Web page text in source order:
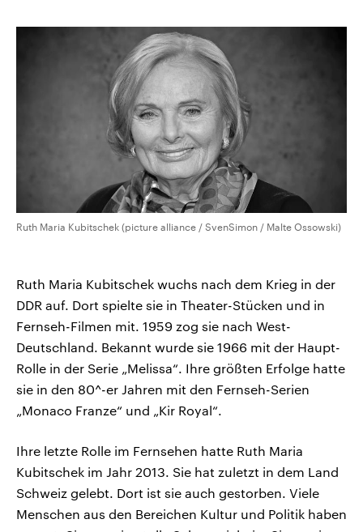
Ruth Maria Kubitschek (picture alliance / SvenSimon / Malte Ossowski)
Ruth Maria Kubitschek wuchs nach dem Krieg in der
DDR auf. Dort spielte sie in Theater-Stücken und in
Fernseh-Filmen mit. 1959 zog sie nach West-
Deutschland. Bekannt wurde sie 1966 mit der Haupt-
Rolle in der Serie „Melissa“. Ihre größten Erfolge hatte
sie in den 80^-er Jahren mit den Fernseh-Serien
„Monaco Franze“ und „Kir Royal“.
Ihre letzte Rolle im Fernsehen hatte Ruth Maria
Kubitschek im Jahr 2013. Sie hat zuletzt in dem Land
Schweiz gelebt. Dort ist sie auch gestorben. Viele
Menschen aus den Bereichen Kultur und Politik haben